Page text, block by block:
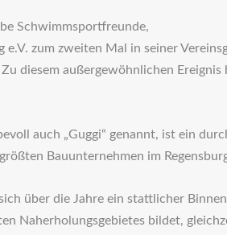
Schwimmsportfreunde,
e.V. zum zweiten Mal in seiner
diesem außergewöhnlichen
auch „Guggi“ genannt, ist ein
Bauunternehmen im
über die Jahre ein stattlicher
Naherholungsgebietes bildet,